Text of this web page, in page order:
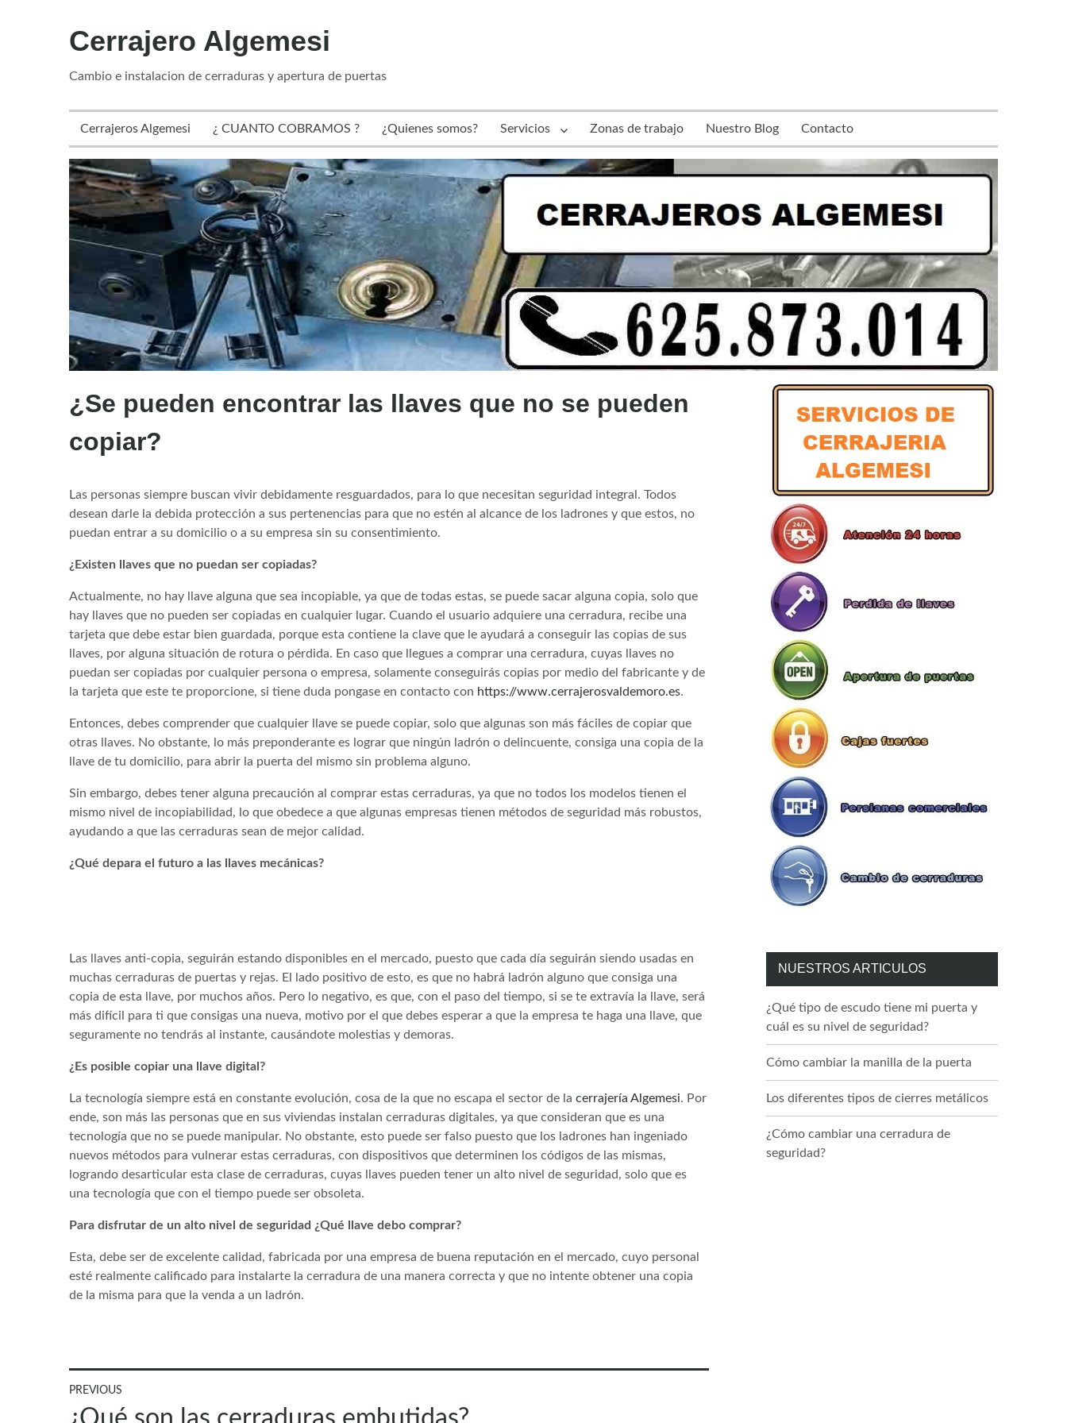
Cerrajero Algemesi
Cambio e instalacion de cerraduras y apertura de puertas
Cerrajeros Algemesi ¿ CUANTO COBRAMOS ? ¿Quienes somos? Servicios Zonas de trabajo Nuestro Blog Contacto
¿Se pueden encontrar las llaves que no se pueden
copiar?
Las personas siempre buscan vivir debidamente resguardados, para lo que necesitan seguridad integral. Todos
desean darle la debida protección a sus pertenencias para que no estén al alcance de los ladrones y que estos, no
puedan entrar a su domicilio o a su empresa sin su consentimiento.
¿Existen llaves que no puedan ser copiadas?
Actualmente, no hay llave alguna que sea incopiable, ya que de todas estas, se puede sacar alguna copia, solo que
hay llaves que no pueden ser copiadas en cualquier lugar. Cuando el usuario adquiere una cerradura, recibe una
tarjeta que debe estar bien guardada, porque esta contiene la clave que le ayudará a conseguir las copias de sus
llaves, por alguna situación de rotura o pérdida. En caso que llegues a comprar una cerradura, cuyas llaves no
puedan ser copiadas por cualquier persona o empresa, solamente conseguirás copias por medio del fabricante y de
la tarjeta que este te proporcione, si tiene duda pongase en contacto con https://www.cerrajerosvaldemoro.es.
Entonces, debes comprender que cualquier llave se puede copiar, solo que algunas son más fáciles de copiar que
otras llaves. No obstante, lo más preponderante es lograr que ningún ladrón o delincuente, consiga una copia de la
llave de tu domicilio, para abrir la puerta del mismo sin problema alguno.
Sin embargo, debes tener alguna precaución al comprar estas cerraduras, ya que no todos los modelos tienen el
mismo nivel de incopiabilidad, lo que obedece a que algunas empresas tienen métodos de seguridad más robustos,
ayudando a que las cerraduras sean de mejor calidad.
¿Qué depara el futuro a las llaves mecánicas?
Las llaves anti-copia, seguirán estando disponibles en el mercado, puesto que cada día seguirán siendo usadas en
muchas cerraduras de puertas y rejas. El lado positivo de esto, es que no habrá ladrón alguno que consiga una
copia de esta llave, por muchos años. Pero lo negativo, es que, con el paso del tiempo, si se te extravía la llave, será
más difícil para ti que consigas una nueva, motivo por el que debes esperar a que la empresa te haga una llave, que
seguramente no tendrás al instante, causándote molestias y demoras.
¿Es posible copiar una llave digital?
La tecnología siempre está en constante evolución, cosa de la que no escapa el sector de la cerrajería Algemesi. Por
ende, son más las personas que en sus viviendas instalan cerraduras digitales, ya que consideran que es una
tecnología que no se puede manipular. No obstante, esto puede ser falso puesto que los ladrones han ingeniado
nuevos métodos para vulnerar estas cerraduras, con dispositivos que determinen los códigos de las mismas,
logrando desarticular esta clase de cerraduras, cuyas llaves pueden tener un alto nivel de seguridad, solo que es
una tecnología que con el tiempo puede ser obsoleta.
Para disfrutar de un alto nivel de seguridad ¿Qué llave debo comprar?
Esta, debe ser de excelente calidad, fabricada por una empresa de buena reputación en el mercado, cuyo personal
esté realmente calificado para instalarte la cerradura de una manera correcta y que no intente obtener una copia
de la misma para que la venda a un ladrón.
Navegación
PREVIOUS
Previous
NUESTROS ARTICULOS
¿Qué tipo de escudo tiene mi puerta y
cuál es su nivel de seguridad?
Cómo cambiar la manilla de la puerta
Los diferentes tipos de cierres metálicos
¿Cómo cambiar una cerradura de
seguridad?